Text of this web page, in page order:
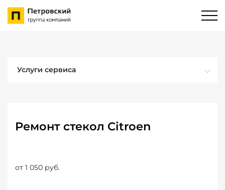
Услуги сервиса
Ремонт стекол Citroen
от 1 050 руб.